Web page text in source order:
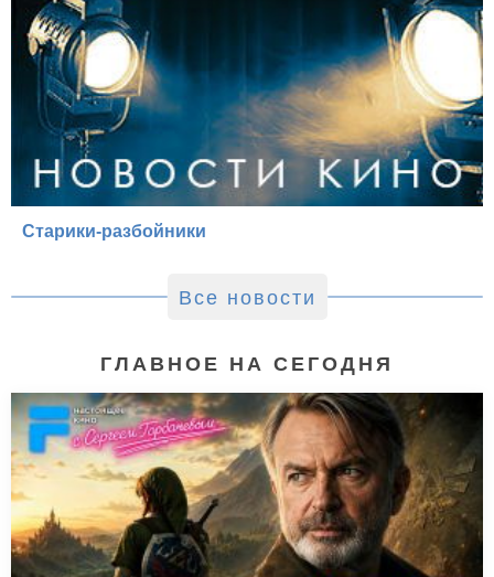
Старики-разбойники
Все новости
ГЛАВНОЕ НА СЕГОДНЯ